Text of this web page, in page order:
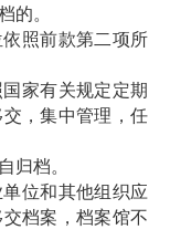
的。
照前款第二项所
家有关规定定期
，集中管理，任
归档。
位和其他组织应
档案，档案馆不